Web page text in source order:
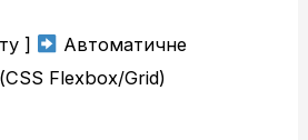
]
Автоматичне
Flexbox/Grid)